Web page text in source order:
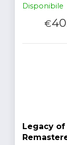
Disponibile
€
Legacy of